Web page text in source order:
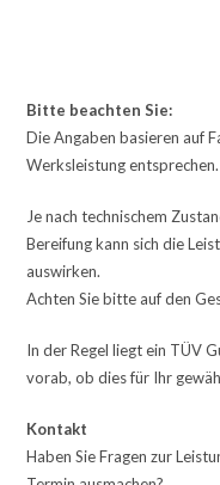
Bitte beachten Sie:
Die Angaben basieren auf
Werksleistung entsprechen.
Je nach technischem
Bereifung kann sich die
auswirken.
Achten Sie bitte auf den
In der Regel liegt ein TÜV
vorab, ob dies für Ihr
Kontakt
Haben Sie Fragen zur